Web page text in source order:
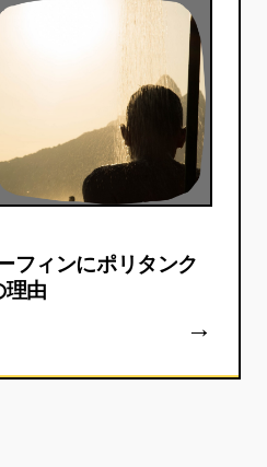
フィンにポリタンク
理由